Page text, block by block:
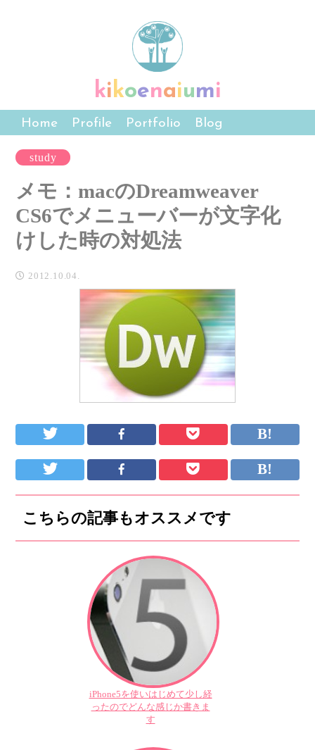
kikoenaiumi
Home Profile Portfolio Blog
study
メモ：macのDreamweaver
CS6でメニューバーが文字化
けした時の対処法
2012.10.04.
こちらの記事もオススメです
iPhone5を使いはじめて少し経
ったのでどんな感じか書きま
す